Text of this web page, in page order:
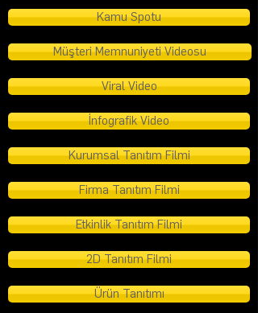
Kamu Spotu
Müşteri Memnuniyeti Videosu
Viral Video
İnfografik Video
Kurumsal Tanıtım Filmi
Firma Tanıtım Filmi
Etkinlik Tanıtım Filmi
2D Tanıtım Filmi
Ürün Tanıtımı